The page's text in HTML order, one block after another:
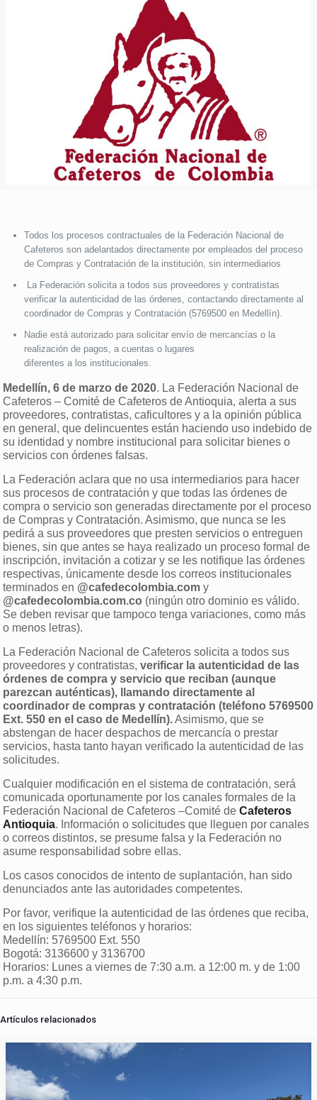
Todos los procesos contractuales de la Federación Nacional de
Cafeteros son adelantados directamente por empleados del proceso
de Compras y Contratación de la institución, sin intermediarios
La Federación solicita a todos sus proveedores y contratistas
verificar la autenticidad de las órdenes, contactando directamente al
coordinador de Compras y Contratación (5769500 en Medellín).
Nadie está autorizado para solicitar envío de mercancías o la
realización de pagos, a cuentas o lugares
diferentes a los institucionales.
Medellín, 6 de marzo de 2020. La Federación Nacional de
Cafeteros – Comité de Cafeteros de Antioquia, alerta a sus
proveedores, contratistas, caficultores y a la opinión pública
en general, que delincuentes están haciendo uso indebido de
su identidad y nombre institucional para solicitar bienes o
servicios con órdenes falsas.
La Federación aclara que no usa intermediarios para hacer
sus procesos de contratación y que todas las órdenes de
compra o servicio son generadas directamente por el proceso
de Compras y Contratación. Asimismo, que nunca se les
pedirá a sus proveedores que presten servicios o entreguen
bienes, sin que antes se haya realizado un proceso formal de
inscripción, invitación a cotizar y se les notifique las órdenes
respectivas, únicamente desde los correos institucionales
terminados en @cafedecolombia.com y
@cafedecolombia.com.co (ningún otro dominio es válido.
Se deben revisar que tampoco tenga variaciones, como más
o menos letras).
La Federación Nacional de Cafeteros solicita a todos sus
proveedores y contratistas,verificar la autenticidad de las
órdenes de compra y servicio que reciban (aunque
parezcan auténticas), llamando directamente al
coordinador de compras y contratación (teléfono 5769500
Ext. 550 en el caso de Medellín).Asimismo, que se
abstengan de hacer despachos de mercancía o prestar
servicios, hasta tanto hayan verificado la autenticidad de las
solicitudes.
Cualquier modificación en el sistema de contratación, será
comunicada oportunamente por los canales formales de la
Federación Nacional de Cafeteros –Comité deCafeteros
Antioquia. Información o solicitudes que lleguen por canales
o correos distintos, se presume falsa y la Federación no
asume responsabilidad sobre ellas.
Los casos conocidos de intento de suplantación, han sido
denunciados ante las autoridades competentes.
Por favor, verifique la autenticidad de las órdenes que reciba,
en los siguientes teléfonos y horarios:
Medellín: 5769500 Ext. 550
Bogotá: 3136600 y 3136700
Horarios: Lunes a viernes de 7:30 a.m. a 12:00 m. y de 1:00
p.m. a 4:30 p.m.
Artículos relacionados